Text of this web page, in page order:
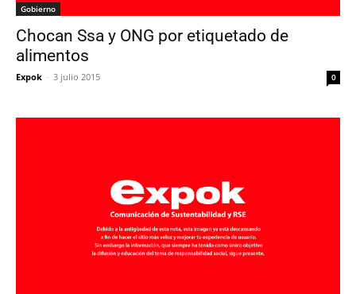
Gobierno
Chocan Ssa y ONG por etiquetado de
alimentos
Expok - 3 julio 2015 0